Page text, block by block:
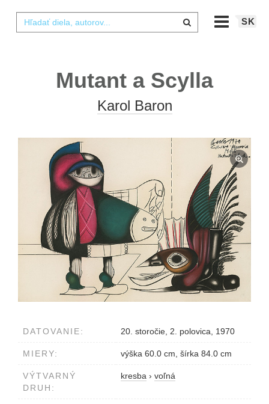
SK
Mutant a Scylla
Karol Baron
DATOVANIE: 20. storočie, 2. polovica, 1970
MIERY: výška 60.0 cm, šírka 84.0 cm
VÝTVARNÝ
DRUH:
kresba › voľná